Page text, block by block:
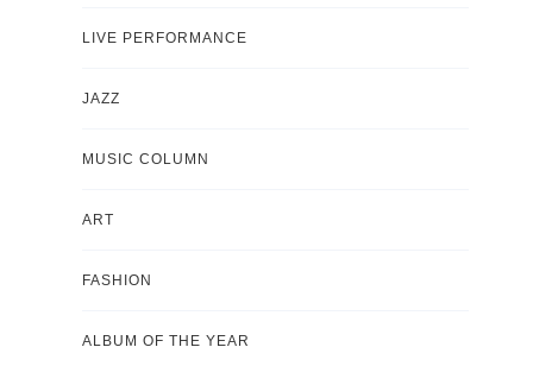
LIVE PERFORMANCE
JAZZ
MUSIC COLUMN
ART
FASHION
ALBUM OF THE YEAR